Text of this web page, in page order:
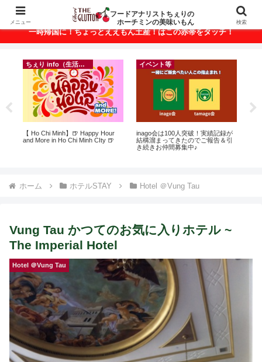
ベトナム・ホーチミンの美味いもんが満載！
一時帰国に！ちょっとええもん土産！はこの赤帯をタッチ！
ちぇり info（生活情報）
【 Ho Chi Minh】🍺 Happy Hour
and More in Ho Chi Minh CIty 🍺
イベント等
inago会は100人突破！実績記録が
結構溜まってきたのでご報告＆引
き続きお仲間募集中♪
ホーム ホテルSTAY Hotel ＠Vung Tau
Vung Tau かつてのお気に入りホテル ~
The Imperial Hotel
Hotel ＠Vung Tau
メニュー
フードアナリストちぇりの
ホーチミンの美味いもん
検索